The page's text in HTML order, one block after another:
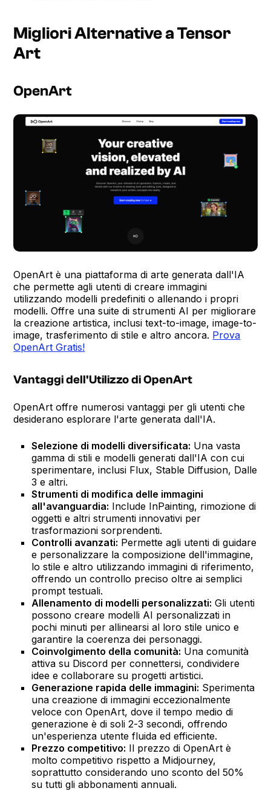
Migliori Alternative a Tensor
Art
OpenArt
OpenArt è una piattaforma di arte generata dall'IA
che permette agli utenti di creare immagini
utilizzando modelli predefiniti o allenando i propri
modelli. Offre una suite di strumenti AI per migliorare
la creazione artistica, inclusi text-to-image, image-to-
image, trasferimento di stile e altro ancora. Prova
OpenArt Gratis!
Vantaggi dell'Utilizzo di OpenArt
OpenArt offre numerosi vantaggi per gli utenti che
desiderano esplorare l'arte generata dall'IA.
Selezione di modelli diversificata: Una vasta
gamma di stili e modelli generati dall'IA con cui
sperimentare, inclusi Flux, Stable Diffusion, Dalle
3 e altri.
Strumenti di modifica delle immagini
all'avanguardia: Include InPainting, rimozione di
oggetti e altri strumenti innovativi per
trasformazioni sorprendenti.
Controlli avanzati: Permette agli utenti di guidare
e personalizzare la composizione dell'immagine,
lo stile e altro utilizzando immagini di riferimento,
offrendo un controllo preciso oltre ai semplici
prompt testuali.
Allenamento di modelli personalizzati: Gli utenti
possono creare modelli AI personalizzati in
pochi minuti per allinearsi al loro stile unico e
garantire la coerenza dei personaggi.
Coinvolgimento della comunità: Una comunità
attiva su Discord per connettersi, condividere
idee e collaborare su progetti artistici.
Generazione rapida delle immagini: Sperimenta
una creazione di immagini eccezionalmente
veloce con OpenArt, dove il tempo medio di
generazione è di soli 2-3 secondi, offrendo
un'esperienza utente fluida ed efficiente.
Prezzo competitivo: Il prezzo di OpenArt è
molto competitivo rispetto a Midjourney,
soprattutto considerando uno sconto del 50%
su tutti gli abbonamenti annuali.